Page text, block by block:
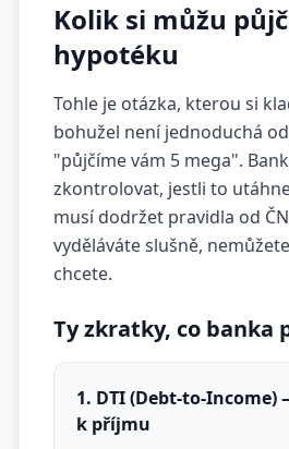
Kolik si můžu
hypotéku
Tohle je otázka, kterou si
bohužel není jednoduchá
"půjčíme vám 5 mega".
zkontrolovat, jestli to
musí dodržet pravidla od
vyděláváte slušně,
chcete.
Ty zkratky, co banka
1. DTI (Debt-to-Income)
k příjmu